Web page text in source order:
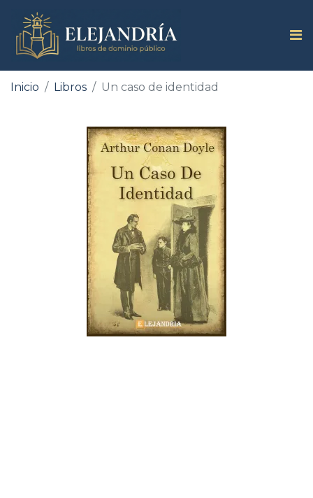
Inicio Libros Un caso de identidad